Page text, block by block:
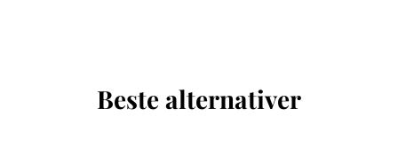
Beste alternativer